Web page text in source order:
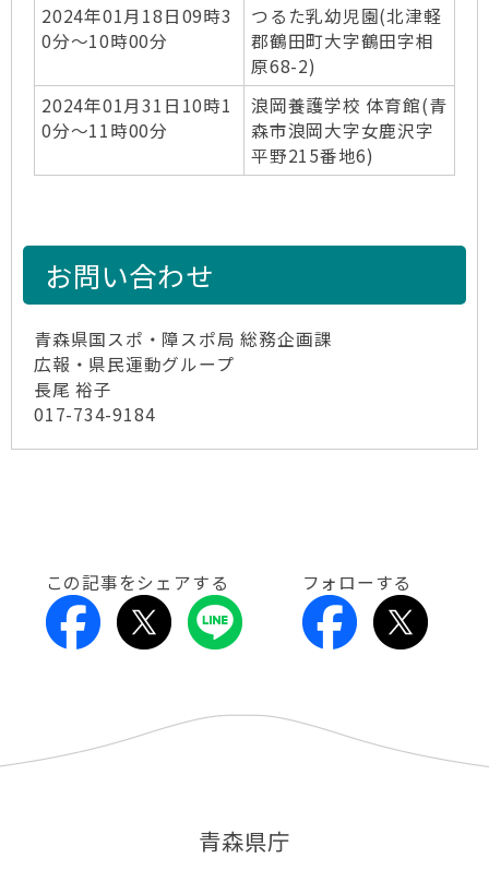
2024年01月18日09時3
0分～10時00分
つるた乳幼児園(北津軽
郡鶴田町大字鶴田字相
原68-2)
2024年01月31日10時1
0分～11時00分
浪岡養護学校 体育館(青
森市浪岡大字女鹿沢字
平野215番地6)
お問い合わせ
青森県国スポ・障スポ局 総務企画課
広報・県民運動グループ
長尾 裕子
017-734-9184
この記事をシェアする フォローする
青森県庁